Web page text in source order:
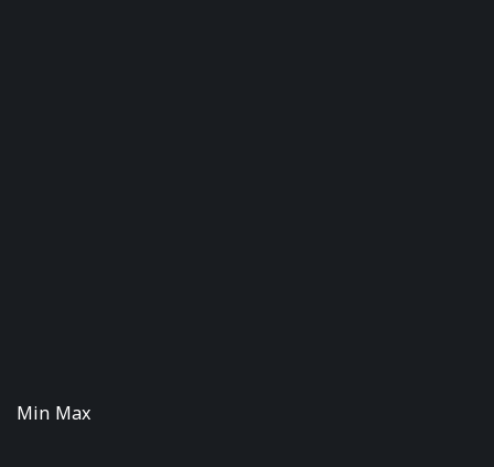
Min Max